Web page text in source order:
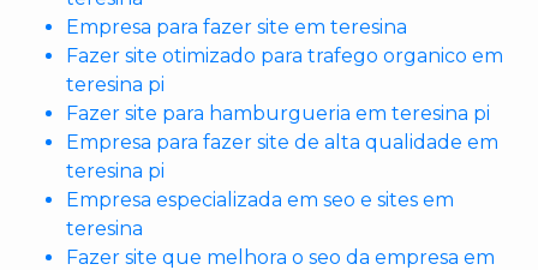
Empresa para fazer site em teresina
Fazer site otimizado para trafego organico em
teresina pi
Fazer site para hamburgueria em teresina pi
Empresa para fazer site de alta qualidade em
teresina pi
Empresa especializada em seo e sites em
teresina
Fazer site que melhora o seo da empresa em